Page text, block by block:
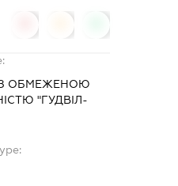
ОБМЕЖЕНОЮ
"ГУДВІЛ-